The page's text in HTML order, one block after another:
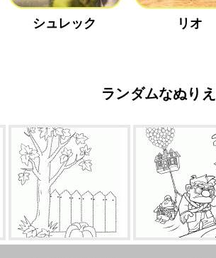
シュレック リオ
ランダムなぬりえ
秋は美しいです 家を牽引